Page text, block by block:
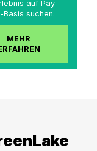
auf Pay-
Basis suchen.
MEHR